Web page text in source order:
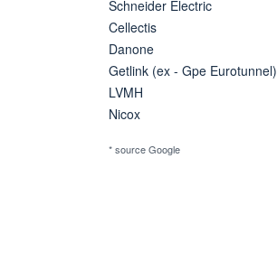
Schneider Electric
Cellectis
Danone
Getlink (ex - Gpe Eurotunnel)
LVMH
Nicox
* source Google